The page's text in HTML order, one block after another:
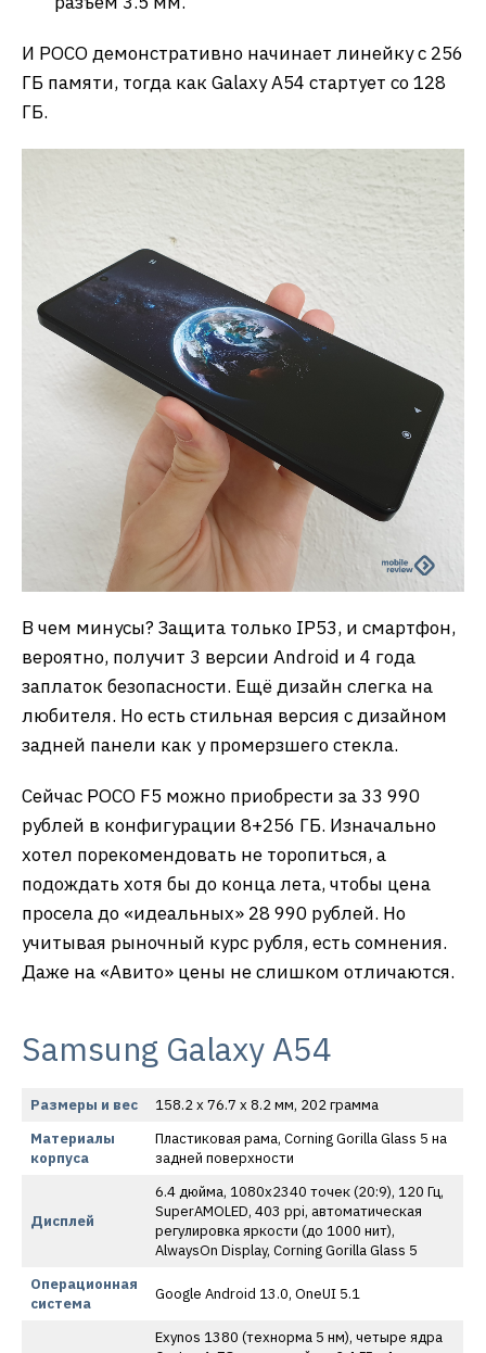
И POCO демонстративно начинает линейку с 256
ГБ памяти, тогда как Galaxy A54 стартует со 128
ГБ.
В чем минусы? Защита только IP53, и смартфон,
вероятно, получит 3 версии Android и 4 года
заплаток безопасности. Ещё дизайн слегка на
любителя. Но есть стильная версия с дизайном
задней панели как у промерзшего стекла.
Сейчас POCO F5 можно приобрести за 33 990
рублей в конфигурации 8+256 ГБ. Изначально
хотел порекомендовать не торопиться, а
подождать хотя бы до конца лета, чтобы цена
просела до «идеальных» 28 990 рублей. Но
учитывая рыночный курс рубля, есть сомнения.
Даже на «Авито» цены не слишком отличаются.
Samsung Galaxy A54
Размеры и вес
158.2 x 76.7 x 8.2 мм, 202 грамма
Материалы
корпуса
Пластиковая рама, Corning Gorilla Glass 5 на
задней поверхности
Дисплей
6.4 дюйма, 1080х2340 точек (20:9), 120 Гц,
SuperAMOLED, 403 ppi, автоматическая
регулировка яркости (до 1000 нит),
AlwaysOn Display, Corning Gorilla Glass 5
Операционная
система
Google Android 13.0, OneUI 5.1
Exynos 1380 (технорма 5 нм), четыре ядра